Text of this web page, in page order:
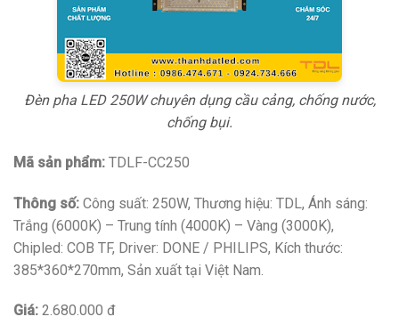
Đèn pha LED 250W chuyên dụng cầu cảng, chống nước,
chống bụi.
Mã sản phẩm: TDLF-CC250
Thông số: Công suất: 250W, Thương hiệu: TDL, Ánh sáng:
Trắng (6000K) – Trung tính (4000K) – Vàng (3000K),
Chipled: COB TF, Driver: DONE / PHILIPS, Kích thước:
385*360*270mm, Sản xuất tại Việt Nam.
Giá: 2.680.000 đ